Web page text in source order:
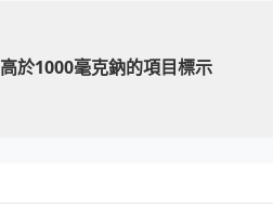
高於1000毫克鈉的項目標示